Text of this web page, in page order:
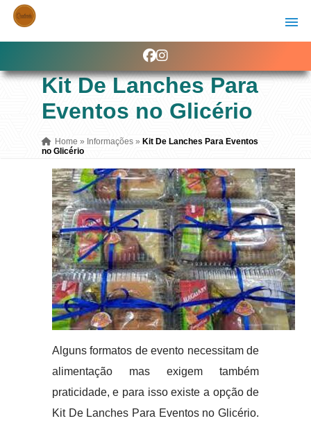
Kit De Lanches Para
Eventos no Glicério
Home » Informações » Kit De Lanches Para Eventos
no Glicério
Alguns formatos de evento necessitam de
alimentação mas exigem também
praticidade, e para isso existe a opção de
Kit De Lanches Para Eventos no Glicério.